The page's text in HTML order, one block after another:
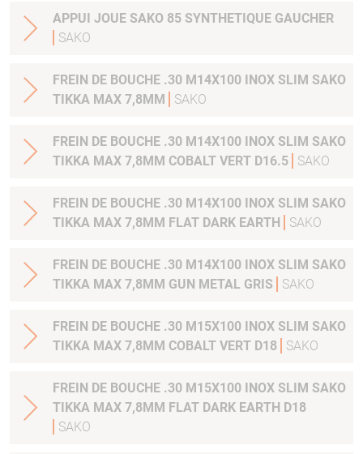
APPUI JOUE SAKO 85 SYNTHETIQUE GAUCHER
SAKO
FREIN DE BOUCHE .30 M14X100 INOX SLIM SAKO
TIKKA MAX 7,8MM
SAKO
FREIN DE BOUCHE .30 M14X100 INOX SLIM SAKO
TIKKA MAX 7,8MM COBALT VERT D16.5
SAKO
FREIN DE BOUCHE .30 M14X100 INOX SLIM SAKO
TIKKA MAX 7,8MM FLAT DARK EARTH
SAKO
FREIN DE BOUCHE .30 M14X100 INOX SLIM SAKO
TIKKA MAX 7,8MM GUN METAL GRIS
SAKO
FREIN DE BOUCHE .30 M15X100 INOX SLIM SAKO
TIKKA MAX 7,8MM COBALT VERT D18
SAKO
FREIN DE BOUCHE .30 M15X100 INOX SLIM SAKO
TIKKA MAX 7,8MM FLAT DARK EARTH D18
SAKO